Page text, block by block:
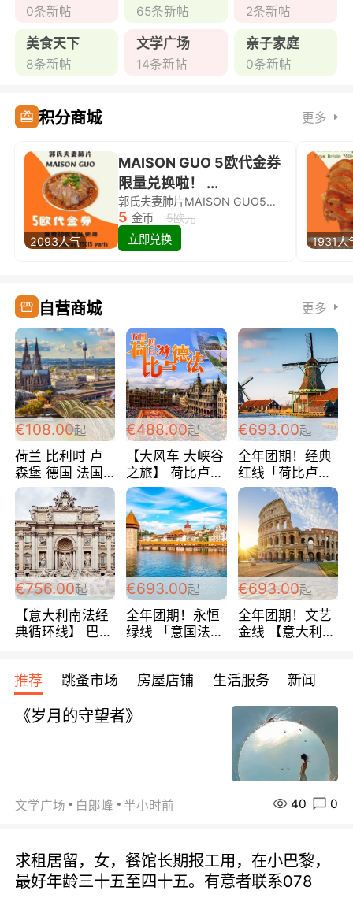
0条新帖 65条新帖 2条新帖
美食天下
8条新帖
文学广场
14条新帖
亲子家庭
0条新帖
积分商城 更多
2093人气
MAISON GUO 5欧代金券
限量兑换啦！ ...
郭氏夫妻肺片MAISON GUO5欧代金券限量兑换啦！
5 金币
5欧元
立即兑换
1931人
自营商城 更多
€108.00起
荷兰 比利时 卢
森堡 德国 法国
超爽玩遍西欧 循
环线 全程四星宾
馆 108欧/人/天
€488.00起
【大风车 大峡谷
之旅】 荷比卢德
法 巴黎上下 经
典五国四日游
488欧/人
€693.00起
全年团期！经典
红线「荷比卢德
法」七天循环 五
国 仅售99欧/人/
天！巴黎上下！
包拼房~
€756.00起
【意大利南法经
典循环线】 巴黎
宾馆 108欧/天起
全程756欧/位
€693.00起
全年团期！永恒
绿线 「意国法
欧/天起 ~包拼房
€693.00起
全年团期！文艺
金线 【意大利一
每周铁发！
推荐 跳蚤市场 房屋店铺 生活服务 新闻
《岁月的守望者》
文学广场 白郞峰 半小时前 40 0
求租居留，女，餐馆长期报工用，在小巴黎，
最好年龄三十五至四十五。有意者联系078